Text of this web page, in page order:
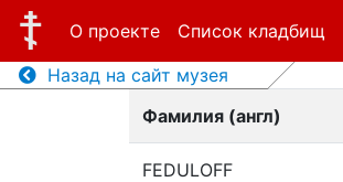
О проекте Список кладбищ
Назад на сайт музея
Фамилия (англ)
FEDULOFF